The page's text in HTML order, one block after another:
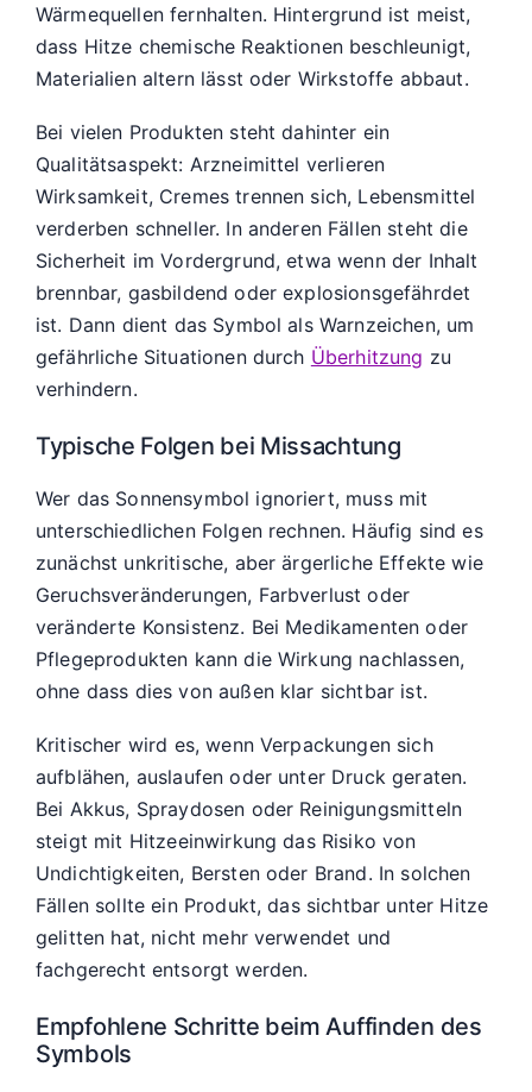
Wärmequellen fernhalten. Hintergrund ist meist,
dass Hitze chemische Reaktionen beschleunigt,
Materialien altern lässt oder Wirkstoffe abbaut.
Bei vielen Produkten steht dahinter ein
Qualitätsaspekt: Arzneimittel verlieren
Wirksamkeit, Cremes trennen sich, Lebensmittel
verderben schneller. In anderen Fällen steht die
Sicherheit im Vordergrund, etwa wenn der Inhalt
brennbar, gasbildend oder explosionsgefährdet
ist. Dann dient das Symbol als Warnzeichen, um
gefährliche Situationen durch Überhitzung zu
verhindern.
Typische Folgen bei Missachtung
Wer das Sonnensymbol ignoriert, muss mit
unterschiedlichen Folgen rechnen. Häufig sind es
zunächst unkritische, aber ärgerliche Effekte wie
Geruchsveränderungen, Farbverlust oder
veränderte Konsistenz. Bei Medikamenten oder
Pflegeprodukten kann die Wirkung nachlassen,
ohne dass dies von außen klar sichtbar ist.
Kritischer wird es, wenn Verpackungen sich
aufblähen, auslaufen oder unter Druck geraten.
Bei Akkus, Spraydosen oder Reinigungsmitteln
steigt mit Hitzeeinwirkung das Risiko von
Undichtigkeiten, Bersten oder Brand. In solchen
Fällen sollte ein Produkt, das sichtbar unter Hitze
gelitten hat, nicht mehr verwendet und
fachgerecht entsorgt werden.
Empfohlene Schritte beim Auffinden des
Symbols